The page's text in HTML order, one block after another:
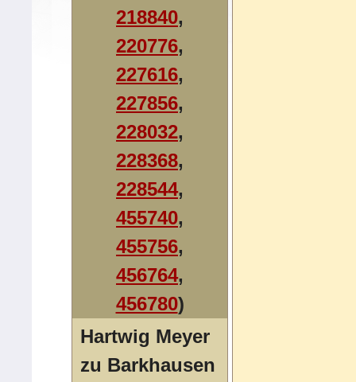
218840,
220776,
227616,
227856,
228032,
228368,
228544,
455740,
455756,
456764,
456780)
Hartwig Meyer
zu Barkhausen